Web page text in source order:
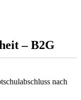
– B2G
nach